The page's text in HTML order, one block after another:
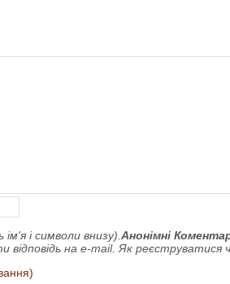
і символи внизу).Анонімні
на e-mail. Як реєструватися